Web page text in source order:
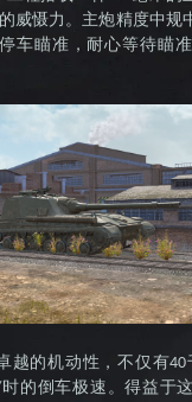
威慑力。主炮精度中规
车瞄准，耐心等待瞄
越的机动性，不仅有40
时的倒车极速。得益于